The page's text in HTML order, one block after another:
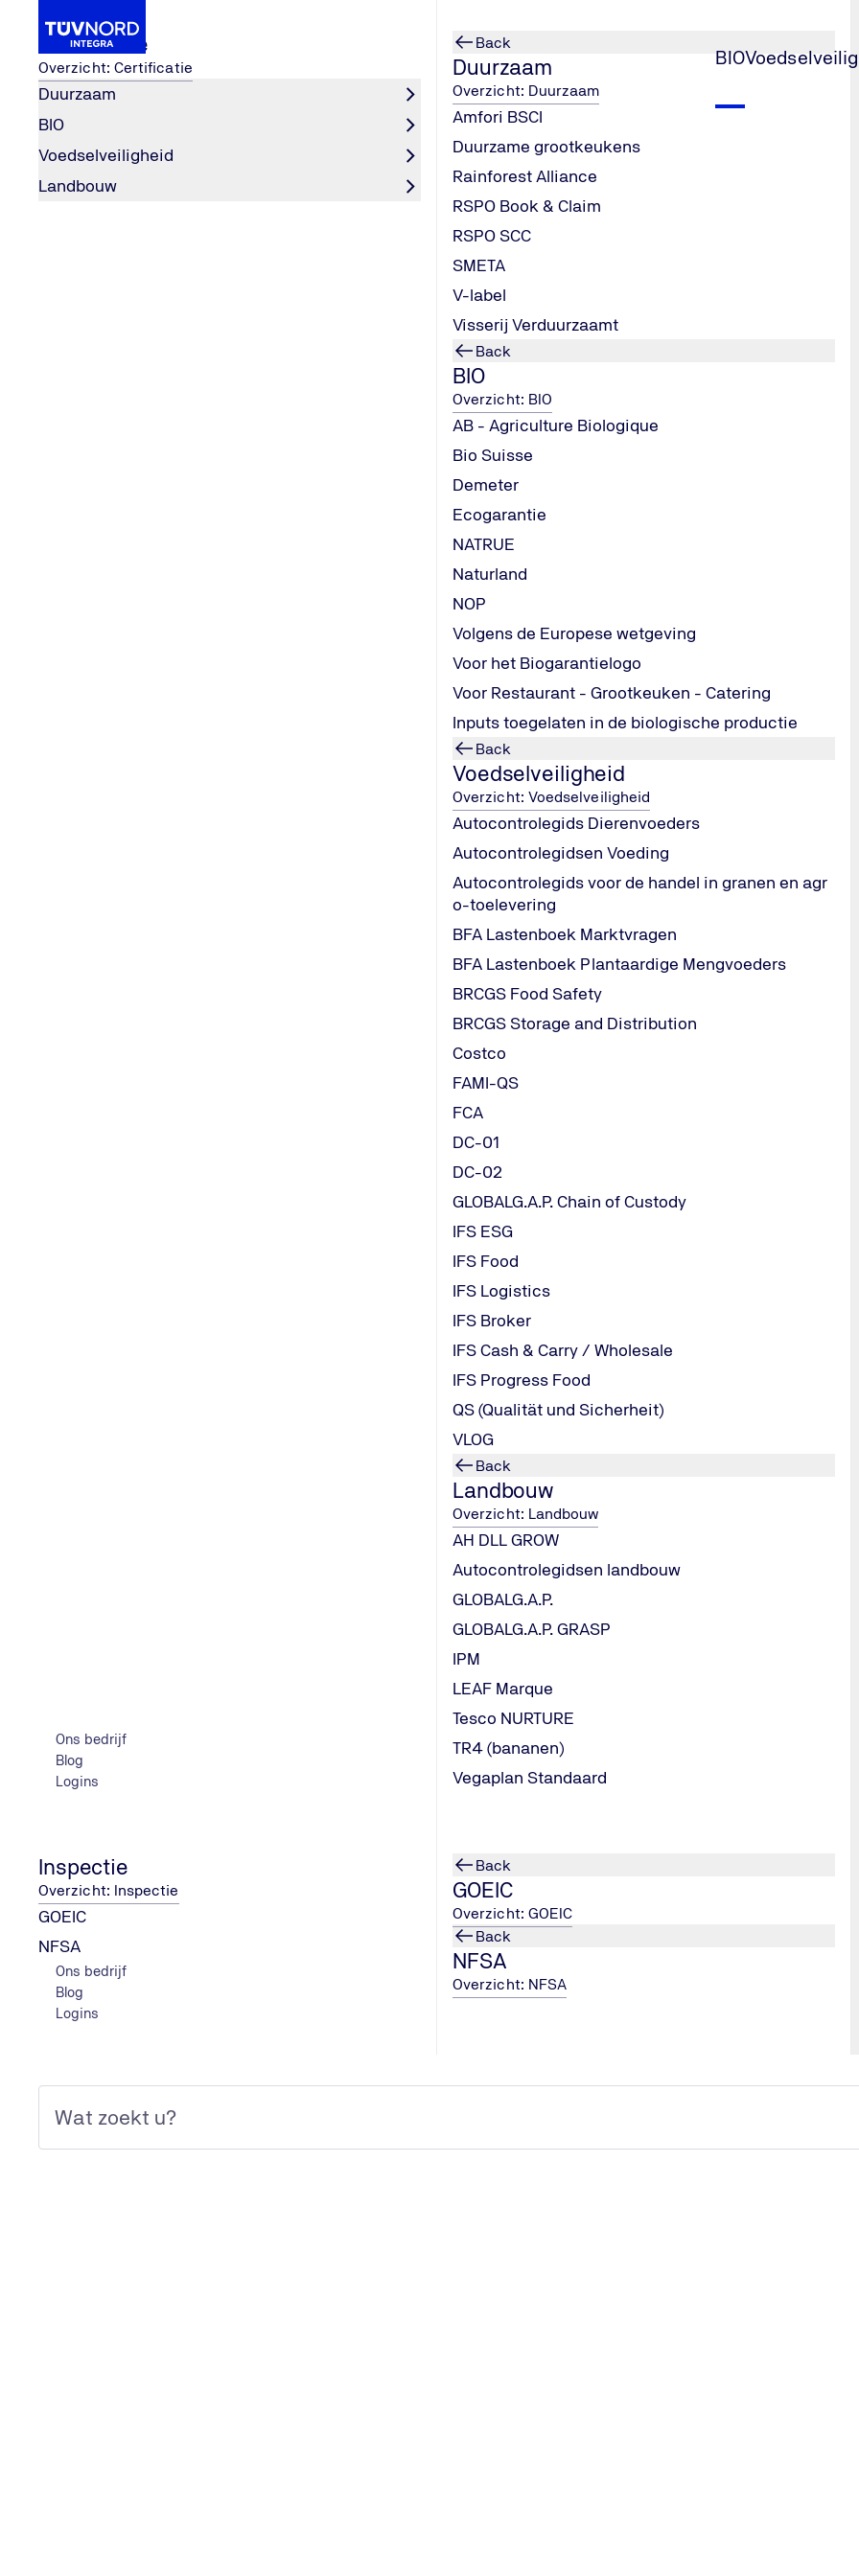
BIO
Certificatie
Overzicht: Certificatie
Duurzaam
BIO
Voedselveiligheid
Landbouw
Ons bedrijf
Blog
Logins
Back
Duurzaam
Overzicht: Duurzaam
Amfori BSCI
Duurzame grootkeukens
Rainforest Alliance
RSPO Book & Claim
RSPO SCC
SMETA
V-label
Visserij Verduurzaamt
Back
BIO
Overzicht: BIO
AB - Agriculture Biologique
Bio Suisse
Demeter
Ecogarantie
NATRUE
Naturland
NOP
Volgens de Europese wetgeving
Voor het Biogarantielogo
Voor Restaurant - Grootkeuken - Catering
Inputs toegelaten in de biologische productie
Back
Voedselveiligheid
Overzicht: Voedselveiligheid
Autocontrolegids Dierenvoeders
Autocontrolegidsen Voeding
Autocontrolegids voor de handel in granen en agr
o-toelevering
BFA Lastenboek Marktvragen
BFA Lastenboek Plantaardige Mengvoeders
BRCGS Food Safety
BRCGS Storage and Distribution
Costco
FAMI-QS
FCA
DC-01
DC-02
GLOBALG.A.P. Chain of Custody
IFS ESG
IFS Food
IFS Logistics
IFS Broker
IFS Cash & Carry / Wholesale
IFS Progress Food
QS (Qualität und Sicherheit)
VLOG
Back
Landbouw
Overzicht: Landbouw
AH DLL GROW
Autocontrolegidsen landbouw
GLOBALG.A.P.
GLOBALG.A.P. GRASP
IPM
LEAF Marque
Tesco NURTURE
TR4 (bananen)
Vegaplan Standaard
Inspectie
Overzicht: Inspectie
GOEIC
NFSA
Ons bedrijf
Blog
Logins
Back
GOEIC
Overzicht: GOEIC
Back
NFSA
Overzicht: NFSA
Home
Infopakket
aanvragen
Biologische producten in de VS worden beschermd door een specifieke federale wet, uitgevaardigd op 21 februari
(United States Department of Agriculture).
Europese exploitanten die biologische producten in de VS willen verkopen en niet onder het equivalentie akkoord
gecertificeerd te worden in overeenstemming met de NOP-verordening door een USDA geaccrediteerde
CCPB is een Italiaanse certificeringsinstantie die door de USDA geaccrediteerd is voor het uitvoeren van NOP
Auditoren van TÜV NORD Integra zijn opgeleid en gekwalificeerd door CCPB om deze controle uit te voeren.
voor meer info over het equivalentie handelsakkoord